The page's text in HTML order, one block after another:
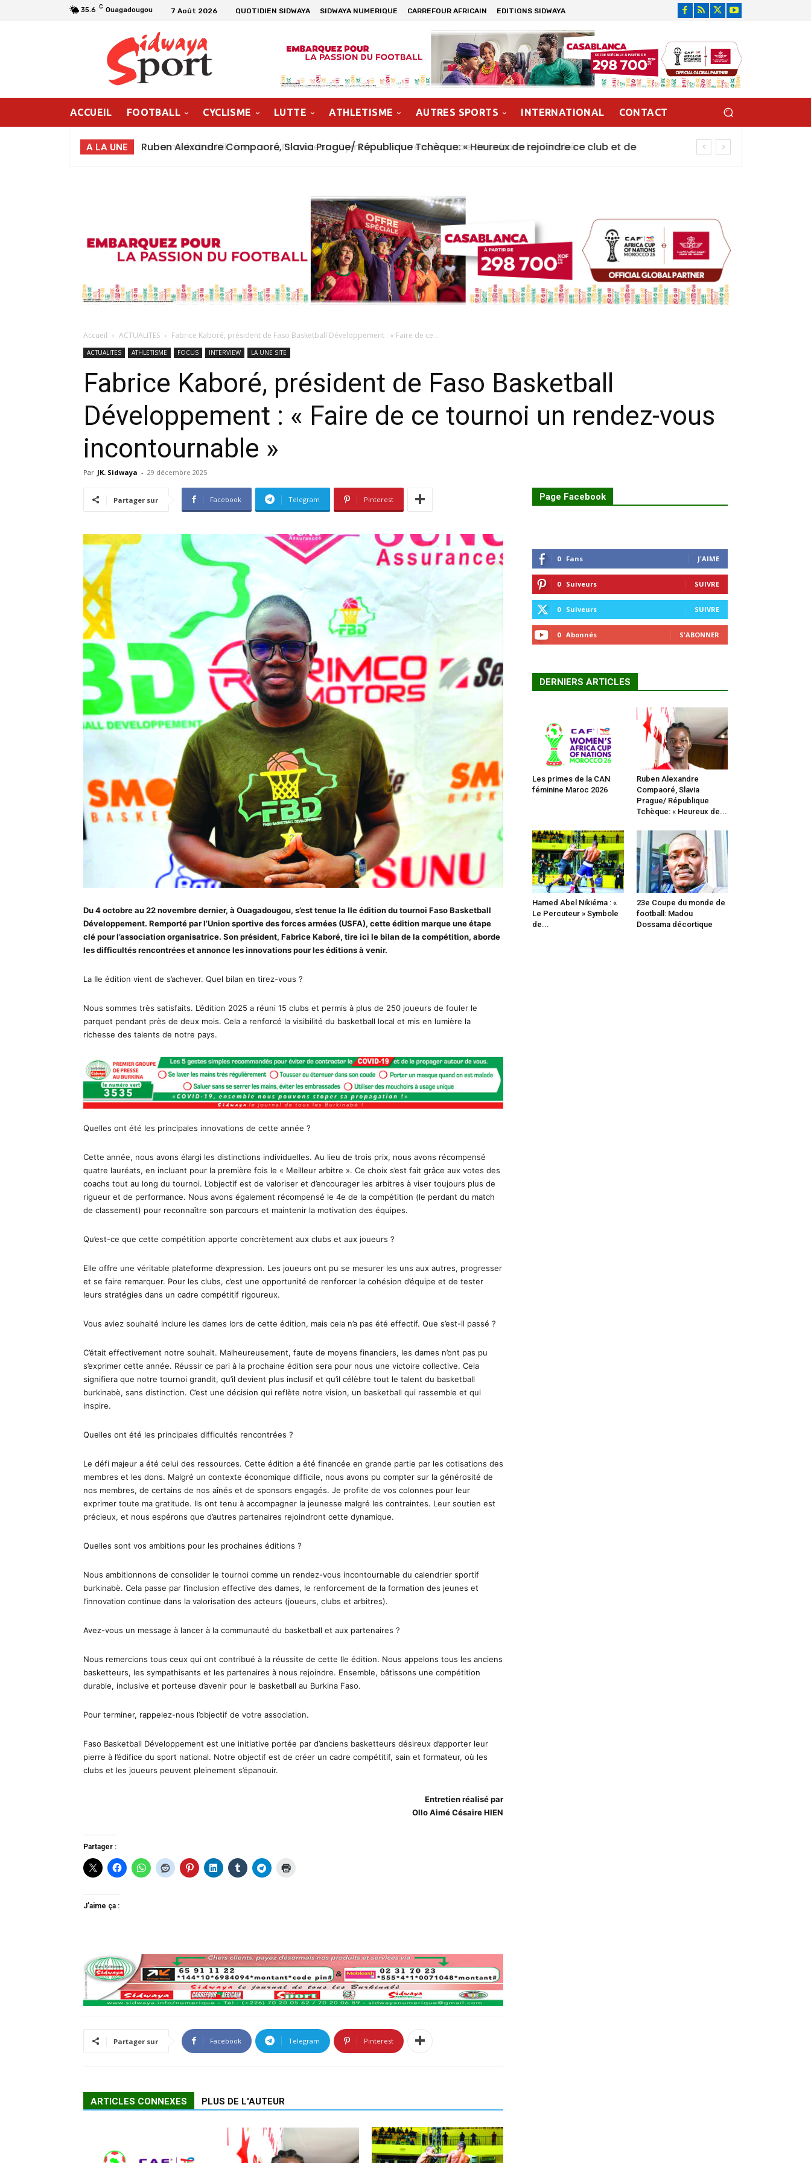
35.6 C Ouagadougou 7 Août 2026 QUOTIDIEN SIDWAYA SIDWAYA NUMERIQUE CARREFOUR AFRICAIN EDITIONS SIDWAYA
ACCUEIL FOOTBALL CYCLISME LUTTE ATHLETISME AUTRES SPORTS INTERNATIONAL CONTACT
A LA UNE Hamed Abel Nikiéma : « Le Percuteur » Symbole de la renaissance de la boxe burkinabè
Accueil ACTUALITES Fabrice Kaboré, président de Faso Basketball Développement : « Faire de ce...
ACTUALITES ATHLETISME FOCUS INTERVIEW LA UNE SITE
Fabrice Kaboré, président de Faso Basketball
Développement : « Faire de ce tournoi un rendez-vous
incontournable »
Par JK. Sidwaya - 29 décembre 2025
Partager sur Facebook Telegram Pinterest
Du 4 octobre au 22 novembre dernier, à Ouagadougou, s’est tenue la IIe édition du tournoi Faso Basketball
Développement. Remporté par l’Union sportive des forces armées (USFA), cette édition marque une étape
clé pour l’association organisatrice. Son président, Fabrice Kaboré, tire ici le bilan de la compétition, aborde
les difficultés rencontrées et annonce les innovations pour les éditions à venir.
La IIe édition vient de s’achever. Quel bilan en tirez-vous ?
Nous sommes très satisfaits. L’édition 2025 a réuni 15 clubs et permis à plus de 250 joueurs de fouler le
parquet pendant près de deux mois. Cela a renforcé la visibilité du basketball local et mis en lumière la
richesse des talents de notre pays.
Quelles ont été les principales innovations de cette année ?
Cette année, nous avons élargi les distinctions individuelles. Au lieu de trois prix, nous avons récompensé
quatre lauréats, en incluant pour la première fois le « Meilleur arbitre ». Ce choix s’est fait grâce aux votes des
coachs tout au long du tournoi. L’objectif est de valoriser et d’encourager les arbitres à viser toujours plus de
rigueur et de performance. Nous avons également récompensé le 4e de la compétition (le perdant du match
de classement) pour reconnaître son parcours et maintenir la motivation des équipes.
Qu’est-ce que cette compétition apporte concrètement aux clubs et aux joueurs ?
Elle offre une véritable plateforme d’expression. Les joueurs ont pu se mesurer les uns aux autres, progresser
et se faire remarquer. Pour les clubs, c’est une opportunité de renforcer la cohésion d’équipe et de tester
leurs stratégies dans un cadre compétitif rigoureux.
Vous aviez souhaité inclure les dames lors de cette édition, mais cela n’a pas été effectif. Que s’est-il passé ?
C’était effectivement notre souhait. Malheureusement, faute de moyens financiers, les dames n’ont pas pu
s’exprimer cette année. Réussir ce pari à la prochaine édition sera pour nous une victoire collective. Cela
signifiera que notre tournoi grandit, qu’il devient plus inclusif et qu’il célèbre tout le talent du basketball
burkinabè, sans distinction. C’est une décision qui reflète notre vision, un basketball qui rassemble et qui
inspire.
Quelles ont été les principales difficultés rencontrées ?
Le défi majeur a été celui des ressources. Cette édition a été financée en grande partie par les cotisations des
membres et les dons. Malgré un contexte économique difficile, nous avons pu compter sur la générosité de
nos membres, de certains de nos aînés et de sponsors engagés. Je profite de vos colonnes pour leur
exprimer toute ma gratitude. Ils ont tenu à accompagner la jeunesse malgré les contraintes. Leur soutien est
précieux, et nous espérons que d’autres partenaires rejoindront cette dynamique.
Quelles sont vos ambitions pour les prochaines éditions ?
Nous ambitionnons de consolider le tournoi comme un rendez-vous incontournable du calendrier sportif
burkinabè. Cela passe par l’inclusion effective des dames, le renforcement de la formation des jeunes et
l’innovation continue dans la valorisation des acteurs (joueurs, clubs et arbitres).
Avez-vous un message à lancer à la communauté du basketball et aux partenaires ?
Nous remercions tous ceux qui ont contribué à la réussite de cette IIe édition. Nous appelons tous les anciens
basketteurs, les sympathisants et les partenaires à nous rejoindre. Ensemble, bâtissons une compétition
durable, inclusive et porteuse d’avenir pour le basketball au Burkina Faso.
Pour terminer, rappelez-nous l’objectif de votre association.
Faso Basketball Développement est une initiative portée par d’anciens basketteurs désireux d’apporter leur
pierre à l’édifice du sport national. Notre objectif est de créer un cadre compétitif, sain et formateur, où les
clubs et les joueurs peuvent pleinement s’épanouir.
Entretien réalisé par
Ollo Aimé Césaire HIEN
Partager :
J’aime ça :
Partager sur Facebook Telegram Pinterest
ARTICLES CONNEXES PLUS DE L'AUTEUR
Page Facebook
0 Fans J'AIME
0 Suiveurs SUIVRE
0 Suiveurs SUIVRE
0 Abonnés S'ABONNER
DERNIERS ARTICLES
Les primes de la CAN
féminine Maroc 2026
Ruben Alexandre
Compaoré, Slavia
Prague/ République
Tchèque: « Heureux de...
Hamed Abel Nikiéma : «
Le Percuteur » Symbole
de...
23e Coupe du monde de
football: Madou
Dossama décortique